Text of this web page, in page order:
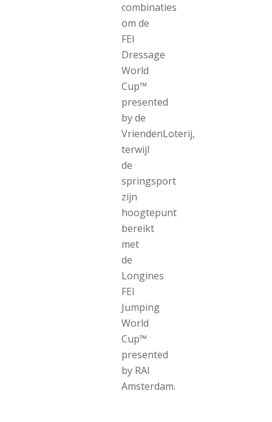
combinaties
om de
FEI
Dressage
World
Cup™
presented
by de
VriendenLoterij,
terwijl
de
springsport
zijn
hoogtepunt
bereikt
met
de
Longines
FEI
Jumping
World
Cup™
presented
by RAI
Amsterdam.